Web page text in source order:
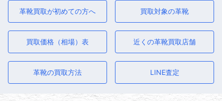
革靴買取が初めての方へ 買取対象の革靴
買取価格（相場）表 近くの革靴買取店舗
革靴の買取方法 LINE査定